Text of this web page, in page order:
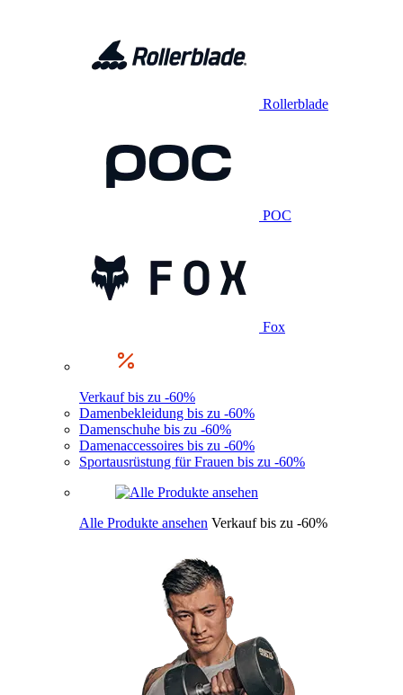
Rollerblade
POC
Fox
Verkauf bis zu -60%
Damenbekleidung bis zu -60%
Damenschuhe bis zu -60%
Damenaccessoires bis zu -60%
Sportausrüstung für Frauen bis zu -60%
Alle Produkte ansehen Verkauf bis zu -60%